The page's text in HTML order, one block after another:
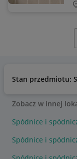
Stan przedmiotu:
Zobacz w innej
Spódnice i
Spódnice i